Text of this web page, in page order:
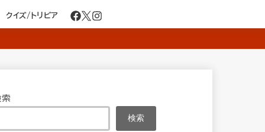
クイズ/トリビア
索
検索